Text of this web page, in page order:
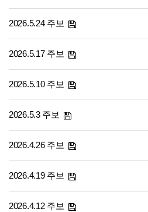
2026.5.24 주보
2026.5.17 주보
2026.5.10 주보
2026.5.3 주보
2026.4.26 주보
2026.4.19 주보
2026.4.12 주보